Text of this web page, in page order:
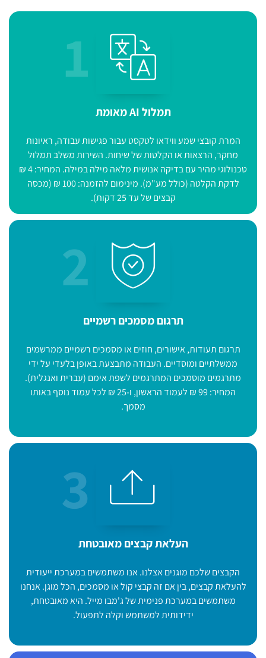
1
תמלול AI מאומת
המרת קובצי שמע ווידאו לטקסט עבור פגישות עבודה, ראיונות
מחקר, הרצאות או הקלטות של שיחות. השירות משלב תמלול
טכנולוגי מהיר עם בדיקה אנושית מלאה מילה במילה. המחיר: 4 ₪
לדקת הקלטה (כולל מע"מ). מינימום להזמנה: 100 ₪ (מכסה
קבצים של עד 25 דקות).
2
תרגום מסמכים רשמיים
תרגום תעודות, אישורים, חוזים או מסמכים רשמיים ממרשמים
ממשלתיים ומוסדיים. העבודה מתבצעת באופן בלעדי על ידי
מתרגמים מוסמכים המתרגמים לשפת אימם (עברית ואנגלית).
המחיר: 99 ₪ לעמוד הראשון, ו-25 ₪ לכל עמוד נוסף באותו
מסמך.
3
העלאת קבצים​ מאובטחת
הקבצים שלכם מוגנים אצלנו. אנו משתמשים במערכת ייעודית
להעלאת קבצים, בין אם זה קבצי קול או מסמכים, הכל מוגן. אנחנו
משתמשים במערכת פנימית של ג'מבו מייל. היא מאובטחת,
ידידותית למשתמש וקלה לתפעול.